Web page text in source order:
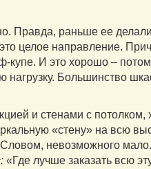
Правда, раньше ее
целое направление.
купе. И это хорошо –
нагрузку. Большинство
и стенами с потолком,
«стену» на всю
невозможного
«Где лучше заказать всю